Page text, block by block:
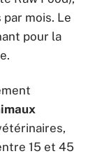
mois. Le
pour la
15 et 45